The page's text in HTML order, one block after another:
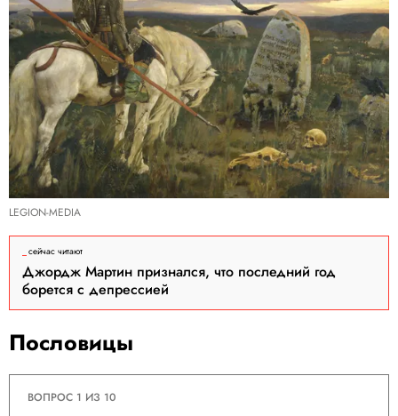
LEGION-MEDIA
сейчас читают
Джордж Мартин признался, что последний год
борется с депрессией
Пословицы
ВОПРОС 1 ИЗ 10